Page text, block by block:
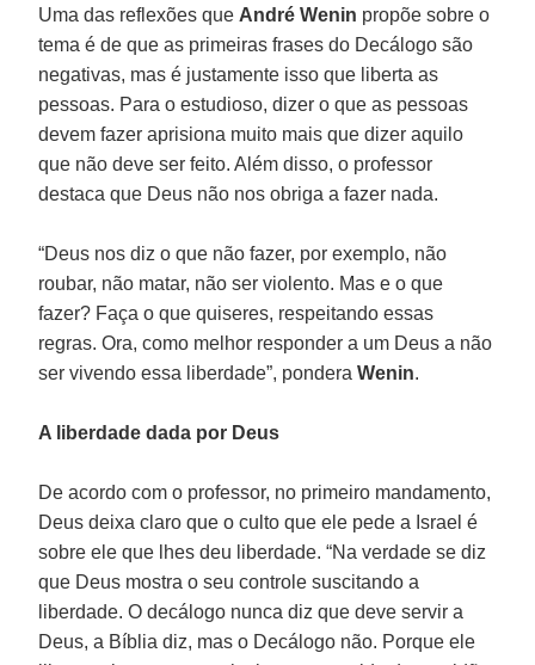
Uma das reflexões que André Wenin propõe sobre o
tema é de que as primeiras frases do Decálogo são
negativas, mas é justamente isso que liberta as
pessoas. Para o estudioso, dizer o que as pessoas
devem fazer aprisiona muito mais que dizer aquilo
que não deve ser feito. Além disso, o professor
destaca que Deus não nos obriga a fazer nada.
“Deus nos diz o que não fazer, por exemplo, não
roubar, não matar, não ser violento. Mas e o que
fazer? Faça o que quiseres, respeitando essas
regras. Ora, como melhor responder a um Deus a não
ser vivendo essa liberdade”, ponderaWenin.
A liberdade dada por Deus
De acordo com o professor, no primeiro mandamento,
Deus deixa claro que o culto que ele pede a Israel é
sobre ele que lhes deu liberdade. “Na verdade se diz
que Deus mostra o seu controle suscitando a
liberdade. O decálogo nunca diz que deve servir a
Deus, a Bíblia diz, mas o Decálogo não. Porque ele